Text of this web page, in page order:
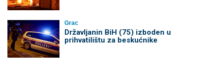
Grac
Državljanin BiH (75) izboden u
prihvatilištu za beskućnike